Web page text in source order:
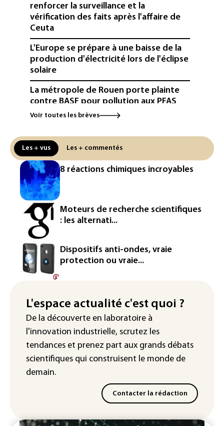
renforcer la surveillance et la
vérification des faits après l'affaire de
Ceuta
L'Europe se prépare à une baisse de la
production d'électricité lors de l'éclipse
solaire
La métropole de Rouen porte plainte
contre BASF pour pollution aux PFAS
réseau
Véhicules de livraison autonomes: la
France ouvre la voie à leur
homologation
Iris³: Eutelsat investira 3,4 milliards
d'euros dans la future constellation
européenne
Le magazine VSD racheté par
l'entrepreneur Vianney d'Alançon
La production française de maïs
"Retour en force" progressif de la
chaleur dans les prochains jours en
France
Voir toutes les brèves
Les + vus Les + commentés
8 réactions chimiques incroyables
Moteurs de recherche scientifiques
: les alternati...
Dispositifs anti-ondes, vraie
protection ou vraie...
L'espace actualité c'est quoi ?
De la découverte en laboratoire à
l'innovation industrielle, scrutez les
tendances et prenez part aux grands débats
scientifiques qui construisent le monde de
demain.
Contacter la rédaction